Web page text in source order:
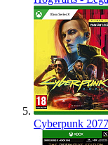
Cyberpunk